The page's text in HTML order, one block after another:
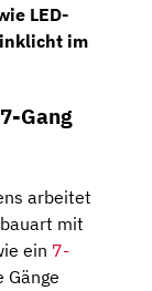
LED-
im
Gang
arbeitet
mit
ein 7-
Gänge